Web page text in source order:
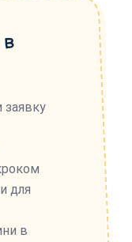
заявку
для
в